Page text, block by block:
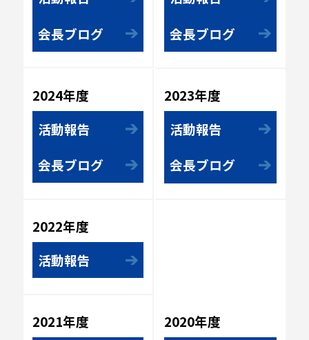
会長ブログ
会長ブログ
2024年度
活動報告
会長ブログ
2023年度
活動報告
会長ブログ
2022年度
活動報告
2021年度
2020年度